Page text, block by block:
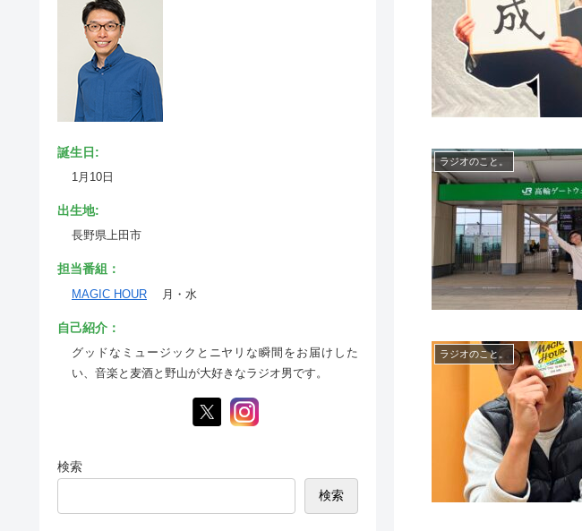
ラジオのこと。
ラジオのこと。
誕生日:
1月10日
出生地:
長野県上田市
担当番組：
MAGIC HOUR 月・水
自己紹介：
グッドなミュージックとニヤリな瞬間をお届けした
い、音楽と麦酒と野山が大好きなラジオ男です。
検索
検索